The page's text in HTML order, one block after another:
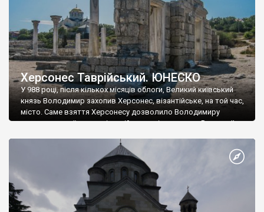
Херсонес Таврійський. ЮНЕСКО
У 988 році, після кількох місяців облоги, Великий київський
князь Володимир захопив Херсонес, візантійське, на той час,
місто. Саме взяття Херсонесу дозволило Володимиру
диктувати свої умови візантійському імператору Василю ІІ, та
Херсонесі Володимир-язичник, став Василем-християнином.
А потім було Хрещення Русі. На честь Херсонесу Таврійського